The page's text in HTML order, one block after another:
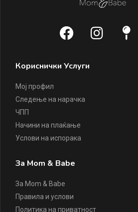
Кориснички Услуги
Мој профил
Следење на нарачка
ЧПП
Начини на плаќање
Услови на испорака
За Mom & Babe
За Mom & Babe
Правила и услови
Политика на приватност